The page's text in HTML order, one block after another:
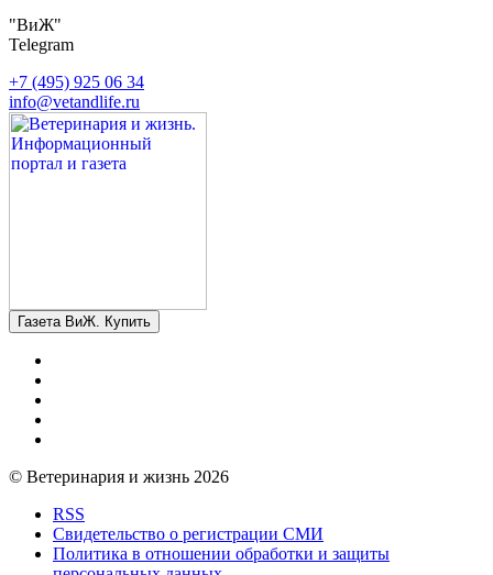
"ВиЖ"
Telegram
+7 (495) 925 06 34
info@vetandlife.ru
Газета ВиЖ. Купить
© Ветеринария и жизнь 2026
RSS
Свидетельство о регистрации СМИ
Политика в отношении обработки и защиты